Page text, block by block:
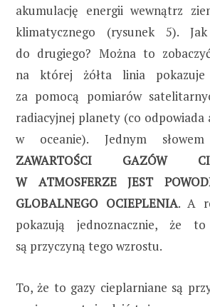
akumulację energii wewnątrz
klimatycznego (rysunek 5).
do drugiego? Można to
na której żółta linia pokazuje
za pomocą pomiarów
radiacyjnej planety (co odpowiada
w oceanie). Jednym
ZAWARTOŚCI GAZÓW
W ATMOSFERZE JEST
GLOBALNEGO OCIEPLENIA. A
pokazują jednoznacznie, że
są przyczyną tego wzrostu.
To, że to gazy cieplarniane są